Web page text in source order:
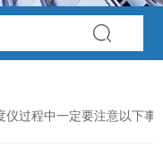
仪过程中一定要注意以下事